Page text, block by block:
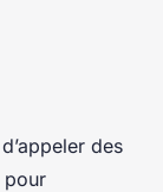
des
pour